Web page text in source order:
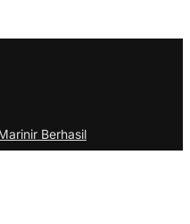
Berhasil